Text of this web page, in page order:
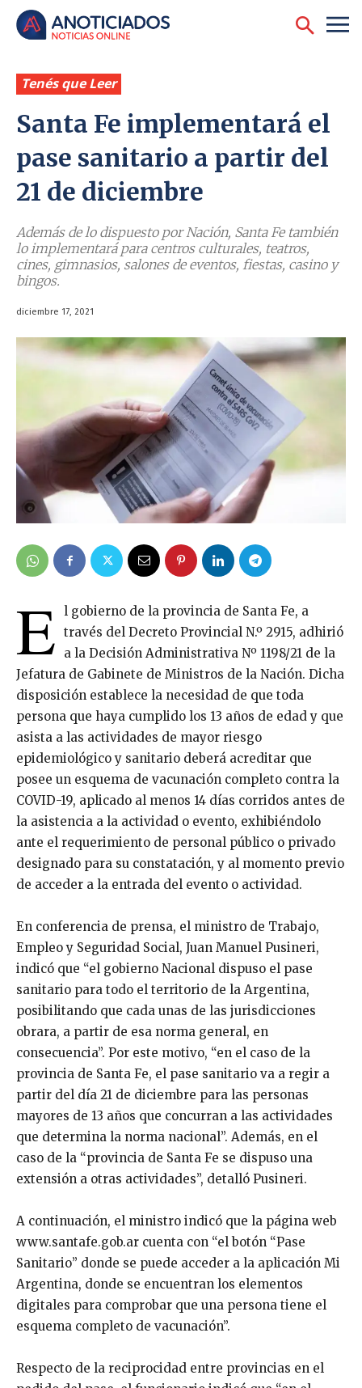
Tenés que Leer
Santa Fe implementará el
pase sanitario a partir del
21 de diciembre
Además de lo dispuesto por Nación, Santa Fe también
lo implementará para centros culturales, teatros,
cines, gimnasios, salones de eventos, fiestas, casino y
bingos.
diciembre 17, 2021
E l gobierno de la provincia de Santa Fe, a
través del Decreto Provincial N.º 2915, adhirió
a la Decisión Administrativa Nº 1198/21 de la
Jefatura de Gabinete de Ministros de la Nación. Dicha
disposición establece la necesidad de que toda
persona que haya cumplido los 13 años de edad y que
asista a las actividades de mayor riesgo
epidemiológico y sanitario deberá acreditar que
posee un esquema de vacunación completo contra la
COVID-19, aplicado al menos 14 días corridos antes de
la asistencia a la actividad o evento, exhibiéndolo
ante el requerimiento de personal público o privado
designado para su constatación, y al momento previo
de acceder a la entrada del evento o actividad.
En conferencia de prensa, el ministro de Trabajo,
Empleo y Seguridad Social, Juan Manuel Pusineri,
indicó que “el gobierno Nacional dispuso el pase
sanitario para todo el territorio de la Argentina,
posibilitando que cada unas de las jurisdicciones
obrara, a partir de esa norma general, en
consecuencia”. Por este motivo, “en el caso de la
provincia de Santa Fe, el pase sanitario va a regir a
partir del día 21 de diciembre para las personas
mayores de 13 años que concurran a las actividades
que determina la norma nacional”. Además, en el
caso de la “provincia de Santa Fe se dispuso una
extensión a otras actividades”, detalló Pusineri.
A continuación, el ministro indicó que la página web
www.santafe.gob.ar cuenta con “el botón “Pase
Sanitario” donde se puede acceder a la aplicación Mi
Argentina, donde se encuentran los elementos
digitales para comprobar que una persona tiene el
esquema completo de vacunación”.
Respecto de la reciprocidad entre provincias en el